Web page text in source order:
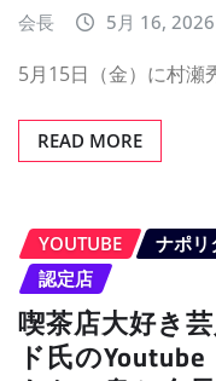
会長 5月 16, 2026
5月15日（金）に村瀬
READ MORE
YOUTUBE ナポリ
認定店
喫茶店大好き
ド氏の